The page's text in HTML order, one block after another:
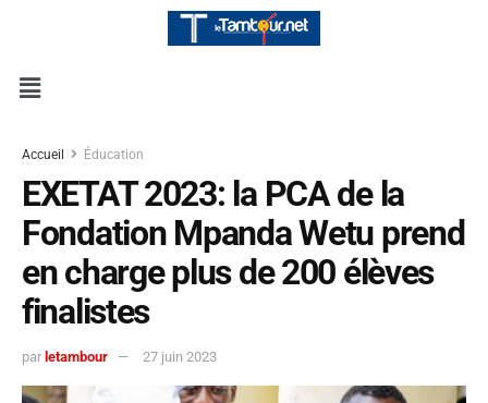
Accueil Éducation
EXETAT 2023: la PCA de la
Fondation Mpanda Wetu prend
en charge plus de 200 élèves
finalistes
par letambour 27 juin 2023